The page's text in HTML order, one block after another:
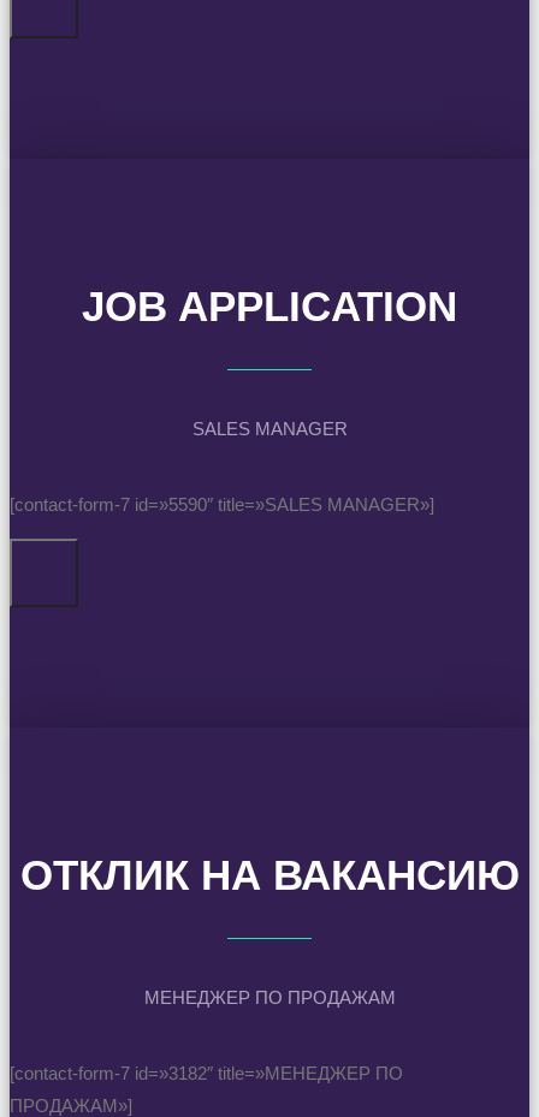
JOB APPLICATION
SALES MANAGER
[contact-form-7 id=»5590″ title=»SALES MANAGER»]
ОТКЛИК НА ВАКАНСИЮ
МЕНЕДЖЕР ПО ПРОДАЖАМ
[contact-form-7 id=»3182″ title=»МЕНЕДЖЕР ПО
ПРОДАЖАМ»]